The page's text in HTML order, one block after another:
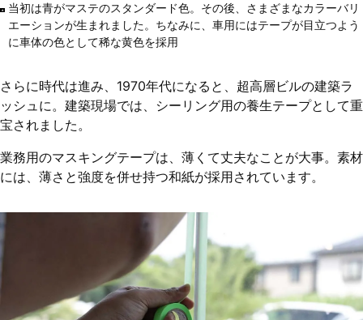
当初は青がマステのスタンダード色。その後、さまざまなカラーバリ
エーションが生まれました。ちなみに、車用にはテープが目立つよう
に車体の色として稀な黄色を採用
さらに時代は進み、1970年代になると、超高層ビルの建築ラ
ッシュに。建築現場では、シーリング用の養生テープとして重
宝されました。
業務用のマスキングテープは、薄くて丈夫なことが大事。素材
には、薄さと強度を併せ持つ和紙が採用されています。